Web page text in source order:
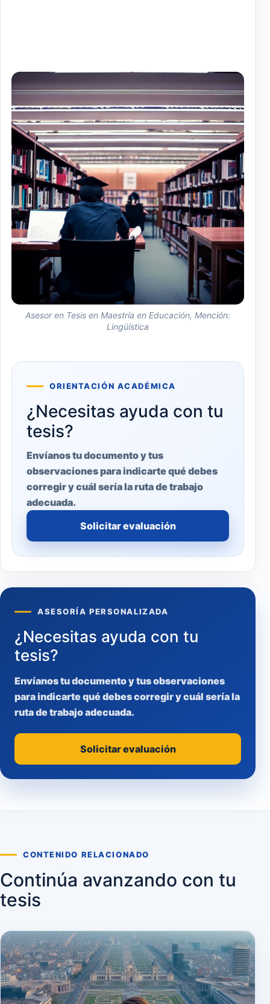
Asesor en Tesis en Maestría en Educación, Mención:
Lingüística
ORIENTACIÓN ACADÉMICA
¿Necesitas ayuda con tu
tesis?
Envíanos tu documento y tus
observaciones para indicarte qué debes
corregir y cuál sería la ruta de trabajo
adecuada.
Solicitar evaluación
ASESORÍA PERSONALIZADA
¿Necesitas ayuda con tu
tesis?
Envíanos tu documento y tus observaciones
para indicarte qué debes corregir y cuál sería la
ruta de trabajo adecuada.
Solicitar evaluación
CONTENIDO RELACIONADO
Continúa avanzando con tu
tesis